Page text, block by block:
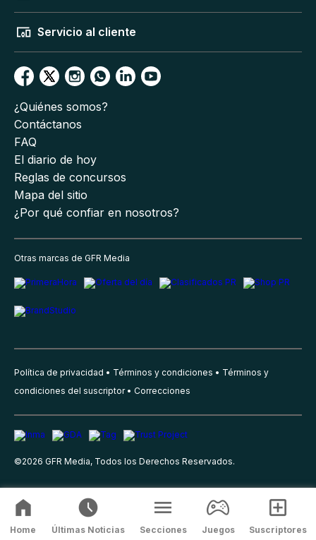
Servicio al cliente
¿Quiénes somos?
Contáctanos
FAQ
El diario de hoy
Reglas de concursos
Mapa del sitio
¿Por qué confiar en nosotros?
Otras marcas de GFR Media
Política de privacidad Términos y condiciones
Términos y
condiciones del suscriptor
Correcciones
©2026 GFR Media, Todos los Derechos Reservados.
Home Últimas Noticias Secciones Juegos Suscriptores